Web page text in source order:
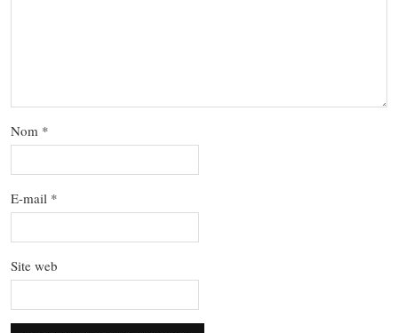
Nom *
E-mail *
Site web